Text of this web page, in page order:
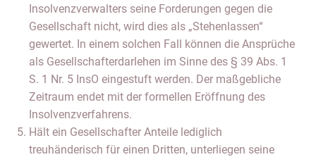
Insolvenzverwalters seine Forderungen gegen die
Gesellschaft nicht, wird dies als „Stehenlassen“
gewertet. In einem solchen Fall können die Ansprüche
als Gesellschafterdarlehen im Sinne des § 39 Abs. 1
S. 1 Nr. 5 InsO eingestuft werden. Der maßgebliche
Zeitraum endet mit der formellen Eröffnung des
Insolvenzverfahrens.
Hält ein Gesellschafter Anteile lediglich
treuhänderisch für einen Dritten, unterliegen seine